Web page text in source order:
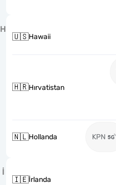
H
🇺🇸Hawaii
🇭🇷Hırvatistan
🇳🇱Hollanda KPN
İ
🇮🇪İrlanda